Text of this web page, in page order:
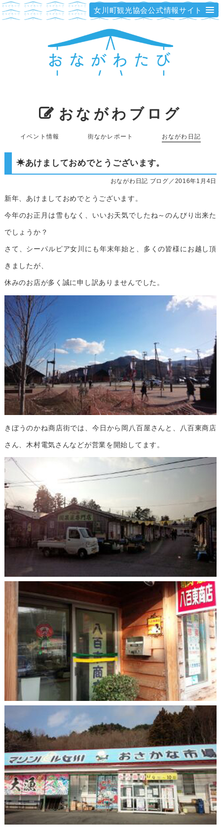
女川町観光協会公式情報サイト
おながわブログ
イベント情報 街なかレポート おながわ日記
☀あけましておめでとうございます。
おながわ日記 ブログ／2016年1月4日
新年、あけましておめでとうございます。
今年のお正月は雪もなく、いいお天気でしたね～のんびり出来た
でしょうか？
さて、シーパルピア女川にも年末年始と、多くの皆様にお越し頂
きましたが、
休みのお店が多く誠に申し訳ありませんでした。
きぼうのかね商店街では、今日から岡八百屋さんと、八百東商店
さん、木村電気さんなどが営業を開始してます。